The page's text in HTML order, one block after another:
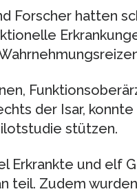
Forscher hatten
der Isar,
stützen.
Erkrankte und elf
teil. Zudem